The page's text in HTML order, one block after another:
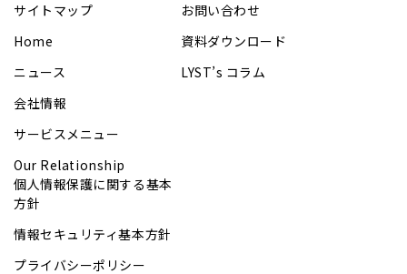
サイトマップ
Home
ニュース
会社情報
サービスメニュー
Our Relationship
お問い合わせ
資料ダウンロード
LYST’s コラム
個人情報保護に関する基本
方針
情報セキュリティ基本方針
プライバシーポリシー